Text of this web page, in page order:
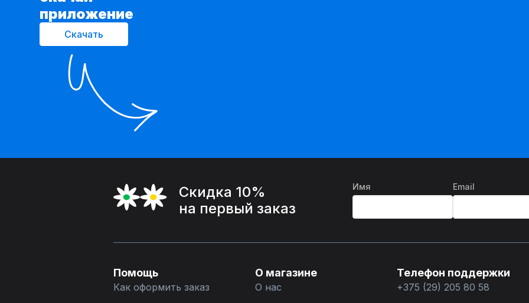
приложение
Скачать
Скидка 10%
на первый заказ
Имя Email
Помощь
Как оформить заказ
О магазине
О нас
Телефон поддержки
+375 (29) 205 80 58